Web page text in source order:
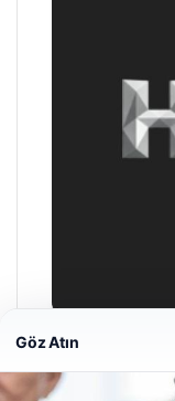
04/28/2026
Göz Atın